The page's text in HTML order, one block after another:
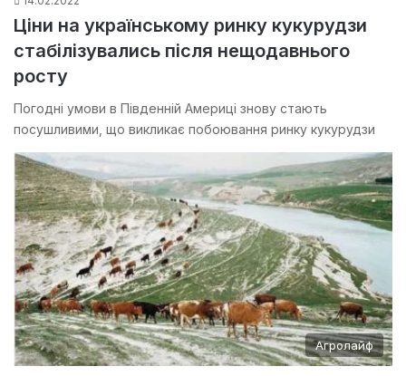
Ціни на українському ринку кукурудзи
стабілізувались після нещодавнього
росту
Погодні умови в Південній Америці знову стають
посушливими, що викликає побоювання ринку кукурудзи
Агролайф